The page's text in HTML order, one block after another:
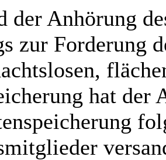
Anhörung
zur Forderung
hat der